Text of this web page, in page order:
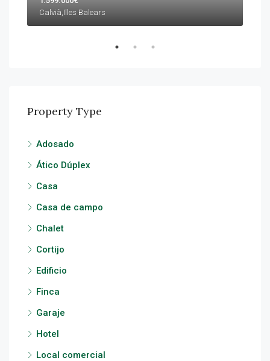
Calvià,Illes Balears
Property Type
Adosado
Ático Dúplex
Casa
Casa de campo
Chalet
Cortijo
Edificio
Finca
Garaje
Hotel
Local comercial